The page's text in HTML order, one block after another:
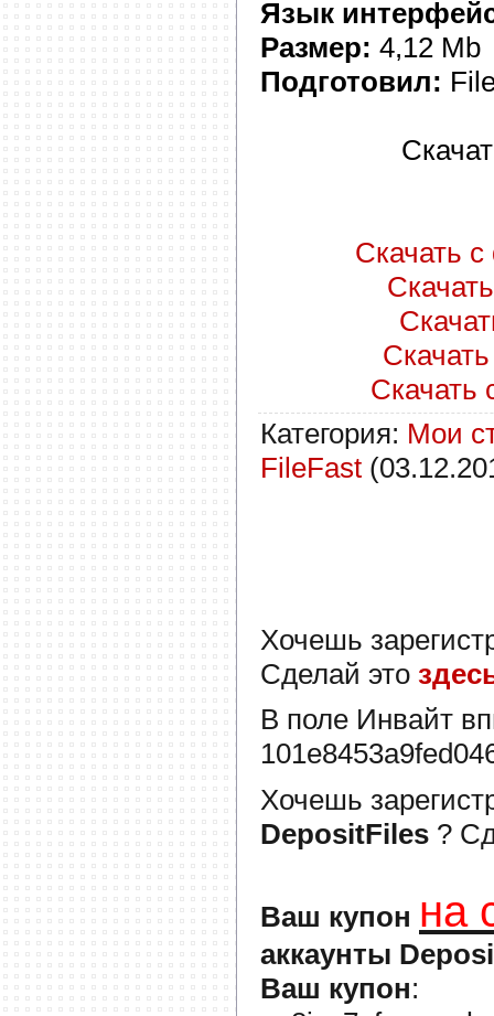
Язык
Размер: 4,12 Mb
Подготовил:
Скачать
Скачать
Категория: Мои
FileFast
Хочешь
Сделай это
В поле Инвайт
Хочешь
DepositFiles ?
Ваш купон на
аккаунты
Ваш купон: